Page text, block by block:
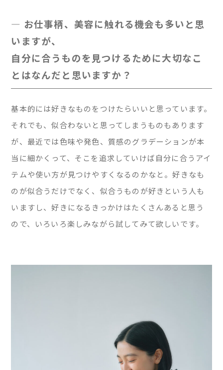
— お仕事柄、美容に触れる機会も多いと思
いますが、
自分に合うものを見つけるために大切なこ
とはなんだと思いますか？
基本的には好きなものをつけたらいいと思っています。
それでも、似合わないと思ってしまうものもあります
が、最近では色味や発色、質感のグラデーションが本
当に細かくって、そこを追求していけば自分に合うアイ
テムや使い方が見つけやすくなるのかなと。好きなも
のが似合うだけでなく、似合うものが好きという人も
いますし、好きになるきっかけはたくさんあると思う
ので、いろいろ楽しみながら試してみて欲しいです。